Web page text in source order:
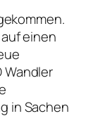
einen
Wandler
in Sachen